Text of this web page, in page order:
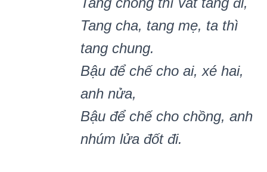
Tang cha, tang mẹ, ta thì
tang chung.
Bậu để chế cho ai, xé hai,
anh nửa,
Bậu để chế cho chồng, anh
nhúm lửa đốt đi.